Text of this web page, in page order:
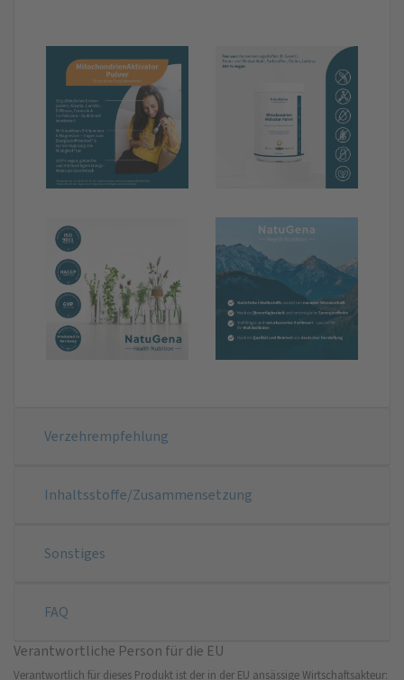
Verzehrempfehlung
Inhaltsstoffe/Zusammensetzung
Sonstiges
FAQ
Verantwortliche Person für die EU
Verantwortlich für dieses Produkt ist der in der EU ansässige Wirtschaftsakteur: